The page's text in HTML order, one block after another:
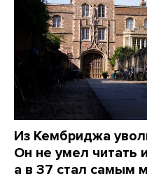
Из Кембриджа
Он не умел читать
а в 37 стал самым